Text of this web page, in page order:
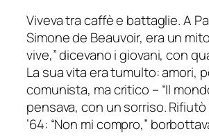
Viveva tra caffè e battaglie. A
Simone de Beauvoir, era un
vive,” dicevano i giovani, con
La sua vita era tumulto: amori,
comunista, ma critico – “Il
pensava, con un sorriso.
’64: “Non mi compro,”